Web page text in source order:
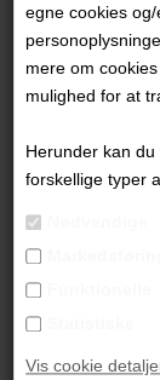
egne cookies
mere om
mulighed for at
Herunder kan
forskellige typer
Vis cookie